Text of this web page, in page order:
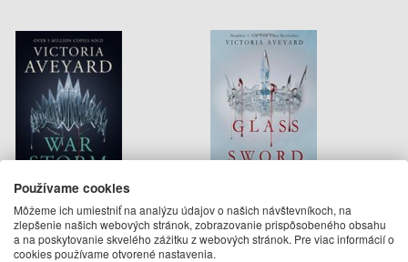
War Storm
Victoria Aveyard
Glass Sword
Victoria Aveyard
Používame cookies
Môžeme ich umiestniť na analýzu údajov o našich návštevníkoch, na
zlepšenie našich webových stránok, zobrazovanie prispôsobeného obsahu
a na poskytovanie skvelého zážitku z webových stránok. Pre viac informácií o
cookies používame otvorené nastavenia.